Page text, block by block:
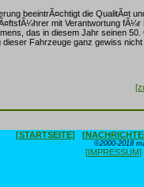
beeintrÃ¤chtigt die QualitÃ¤t
mit Verantwortung
das in diesem Jahr seinen
dieser Fahrzeuge ganz gewiss
[STARTSEITE]
©2000-2018
[IMPRESSUM]